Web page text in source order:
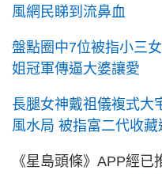
風網民睇到流鼻血
盤點圈中7位被指小三
姐冠軍傳逼大婆讓愛
長腿女神戴祖儀複式大
風水局 被指富二代收
《星島頭條》APP經已